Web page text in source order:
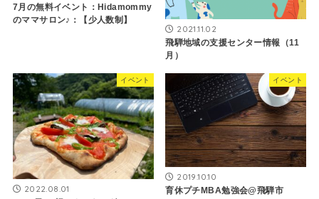
7月の無料イベント：Hidamommy
のママサロン♪：【少人数制】
2021.11.02
飛騨地域の支援センター情報（11
月）
イベント
2022.08.01
イベント
2019.10.10
育休プチMBA勉強会@飛騨市